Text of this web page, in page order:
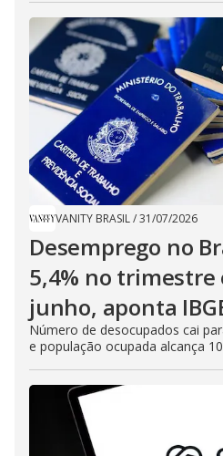
VANITY BRASIL/31/07/2026
Desemprego no
5,4% no trimestre
junho, aponta
Número de desocupados cai
e população ocupada alcança